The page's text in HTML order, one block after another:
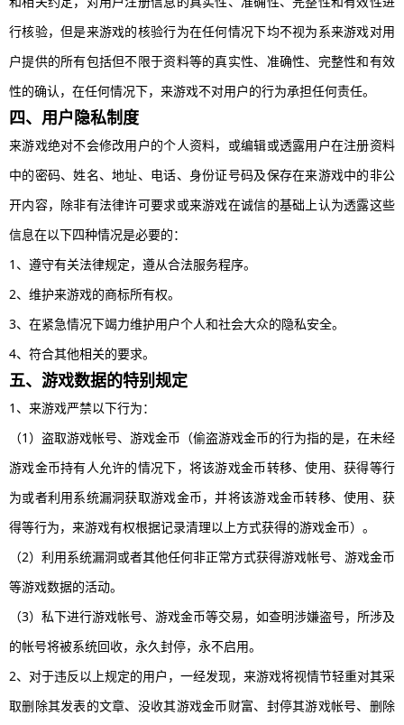
行核验，但是来游戏的核验行为在任何情况下均不视为系来游戏对用
户提供的所有包括但不限于资料等的真实性、准确性、完整性和有效
性的确认，在任何情况下，来游戏不对用户的行为承担任何责任。
四、用户隐私制度
来游戏绝对不会修改用户的个人资料，或编辑或透露用户在注册资料
中的密码、姓名、地址、电话、身份证号码及保存在来游戏中的非公
开内容，除非有法律许可要求或来游戏在诚信的基础上认为透露这些
信息在以下四种情况是必要的：
1、遵守有关法律规定，遵从合法服务程序。
2、维护来游戏的商标所有权。
3、在紧急情况下竭力维护用户个人和社会大众的隐私安全。
4、符合其他相关的要求。
五、游戏数据的特别规定
1、来游戏严禁以下行为：
（1）盗取游戏帐号、游戏金币（偷盗游戏金币的行为指的是，在未经
游戏金币持有人允许的情况下，将该游戏金币转移、使用、获得等行
为或者利用系统漏洞获取游戏金币，并将该游戏金币转移、使用、获
得等行为，来游戏有权根据记录清理以上方式获得的游戏金币）。
（2）利用系统漏洞或者其他任何非正常方式获得游戏帐号、游戏金币
等游戏数据的活动。
（3）私下进行游戏帐号、游戏金币等交易，如查明涉嫌盗号，所涉及
的帐号将被系统回收，永久封停，永不启用。
2、对于违反以上规定的用户，一经发现，来游戏将视情节轻重对其采
取删除其发表的文章、没收其游戏金币财富、封停其游戏帐号、删除